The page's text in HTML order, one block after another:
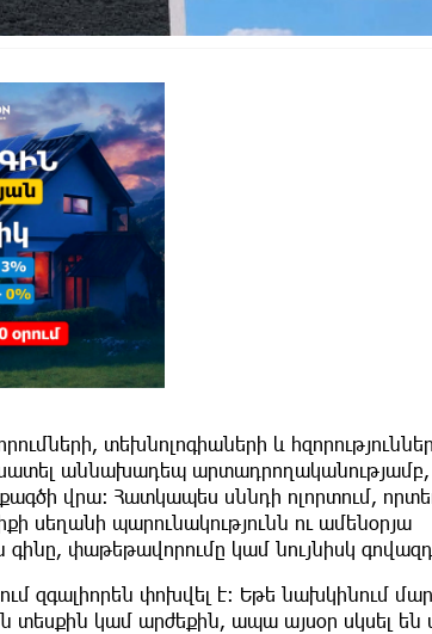
տեխնոլոգիաների և
աննախադեպ
վրա։ Հատկապես սննդի ոլորտում,
սեղանի պարունակությունն ու ամենօրյա
փաթեթավորումը կամ նույնիսկ
զգալիորեն փոխվել է։ Եթե նախկինում
տեսքին կամ արժեքին, ապա այսօր սկսել են